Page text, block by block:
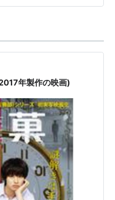
の空気づくりであろうかと
のなかで語られる。千反
のように見えた。その暗
年製作の映画)